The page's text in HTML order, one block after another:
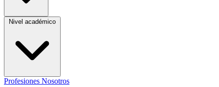
Nivel académico
Profesiones Nosotros